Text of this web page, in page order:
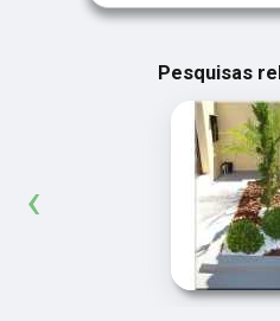
Pesquisas
‹